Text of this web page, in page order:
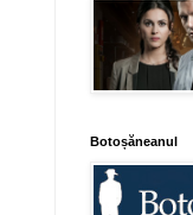
Botoșăneanul